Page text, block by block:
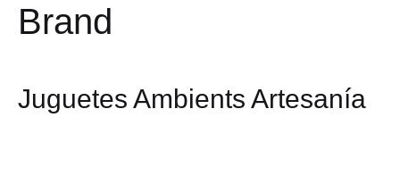
Brand
Juguetes Ambients Artesanía